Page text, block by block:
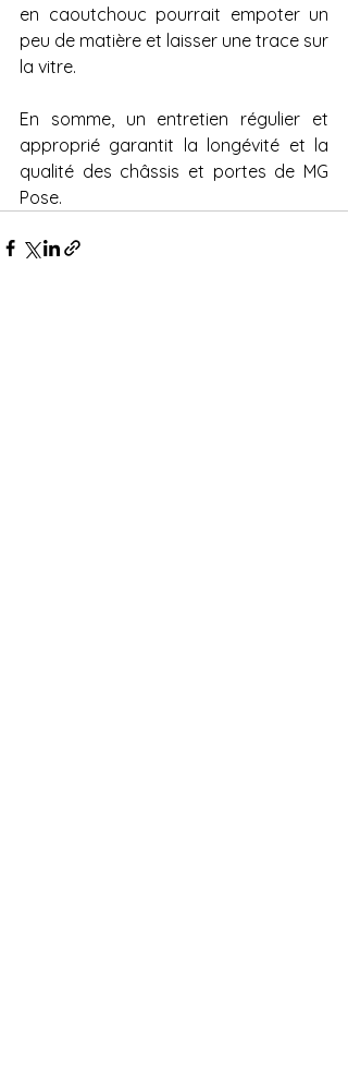
en caoutchouc pourrait empoter un
peu de matière et laisser une trace sur
la vitre.
En somme, un entretien régulier et
approprié garantit la longévité et la
qualité des châssis et portes de MG
Pose.